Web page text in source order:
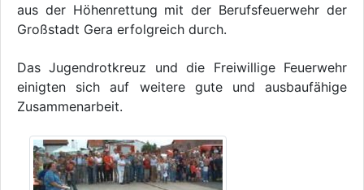
aus der Höhenrettung mit der Berufsfeuerwehr der
Großstadt Gera erfolgreich durch.
Das Jugendrotkreuz und die Freiwillige Feuerwehr
einigten sich auf weitere gute und ausbaufähige
Zusammenarbeit.